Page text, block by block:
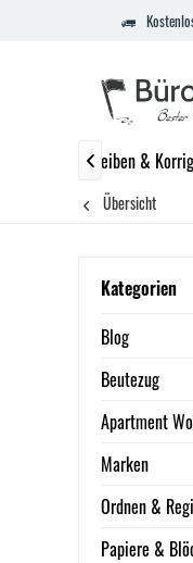
Schreiben &

Übersicht
Kategorien
Blog
Beutezug
Apartment
Marken
Ordnen &
Papiere &